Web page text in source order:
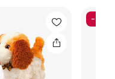
-49%